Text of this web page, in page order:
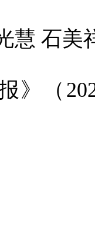
石美
（